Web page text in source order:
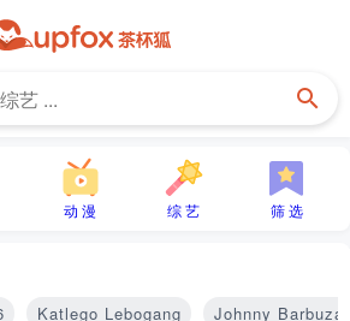
动 漫 综 艺 筛 选
Katlego Lebogang Johnny